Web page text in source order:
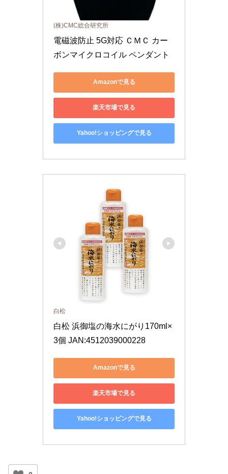
(株)CMC総合研究所
電磁波防止 5G対応 ＣＭＣ カー
ボンマイクロコイル ペンダント
Amazonで見る
楽天市場で見る
Yahoo!ショッピングで見る
白松
白松 浜御塩の海水にがり170ml×
3個 JAN:4512039000228
Amazonで見る
楽天市場で見る
Yahoo!ショッピングで見る